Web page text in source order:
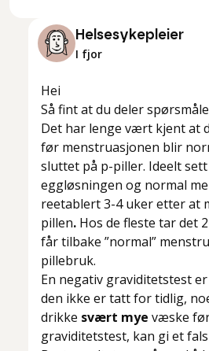
Helsesykepleier
I fjor
Hei
Så fint at du deler
Det har lenge vært kjent at
før menstruasjonen blir
sluttet på p-piller. Ideelt
eggløsningen og normal
reetablert 3-4 uker etter at
pillen. Hos de fleste tar det
får tilbake ”normal”
pillebruk.
En negativ graviditetstest
den ikke er tatt for tidlig,
drikke svært mye væske
graviditetstest, kan gi et